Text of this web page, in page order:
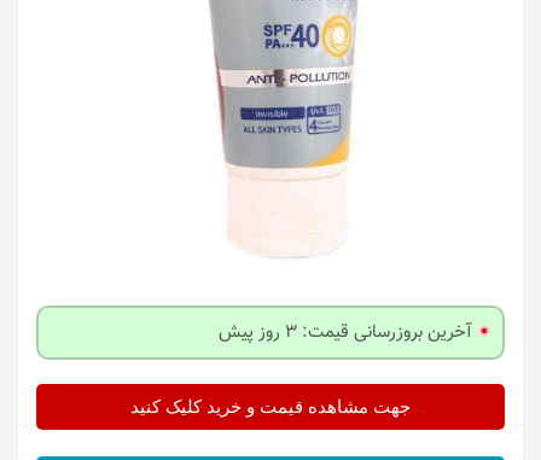
آخرین بروزرسانی قیمت: 3 روز پیش
جهت مشاهده قیمت و خرید کلیک کنید